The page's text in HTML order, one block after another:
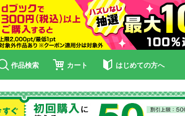
作品検索 カート はじめての方へ